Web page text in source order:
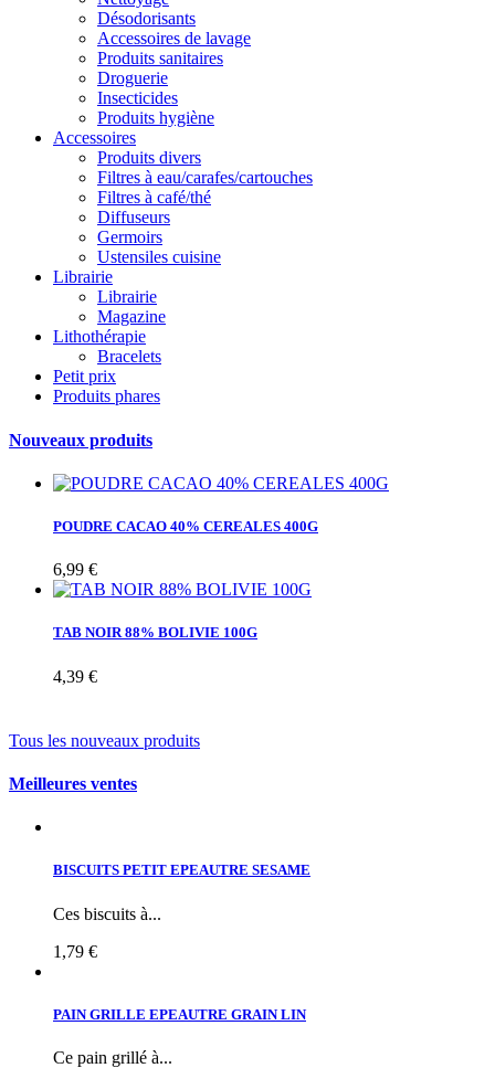
Désodorisants
Accessoires de lavage
Produits sanitaires
Droguerie
Insecticides
Produits hygiène
Accessoires
Produits divers
Filtres à eau/carafes/cartouches
Filtres à café/thé
Diffuseurs
Germoirs
Ustensiles cuisine
Librairie
Librairie
Magazine
Lithothérapie
Bracelets
Petit prix
Produits phares
Nouveaux produits
POUDRE CACAO 40% CEREALES 400G
6,99 €
TAB NOIR 88% BOLIVIE 100G
4,39 €
Tous les nouveaux produits
Meilleures ventes
BISCUITS PETIT EPEAUTRE SESAME
Ces biscuits à...
1,79 €
PAIN GRILLE EPEAUTRE GRAIN LIN
Ce pain grillé à...